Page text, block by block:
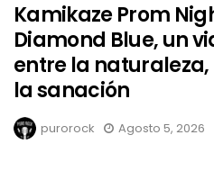
Kamikaze Prom
Diamond Blue, un
entre la
la sanación
purorock Agosto 5, 2026